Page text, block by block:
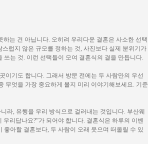
는 건 아닙니다. 오히려 우리다운 결혼은 사소한 선택
럽지 않은 규모를 정하는 것, 사진보다 실제 분위기가
는 것. 이런 선택들이 모여 결혼식의 결을 만듭니다.
이기도 합니다. 그래서 방문 전에는 두 사람만의 우선
무엇을 가장 중요하게 볼지 미리 이야기해보세요. 기준
라, 유행을 우리 방식으로 걸러내는 것입니다. 부산웨
리답나요?”가 되어야 합니다. 결혼식은 하루의 이벤
아할 결혼보다, 두 사람이 오래 웃으며 떠올릴 수 있